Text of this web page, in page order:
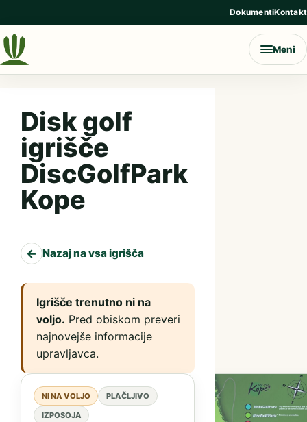
DokumentiKontakt
Meni
Disk golf
igrišče
DiscGolfPark
Kope
← Nazaj na vsa igrišča
Igrišče trenutno ni na
voljo. Pred obiskom preveri
najnovejše informacije
upravljavca.
NI NA VOLJO
PLAČLJIVO
IZPOSOJA